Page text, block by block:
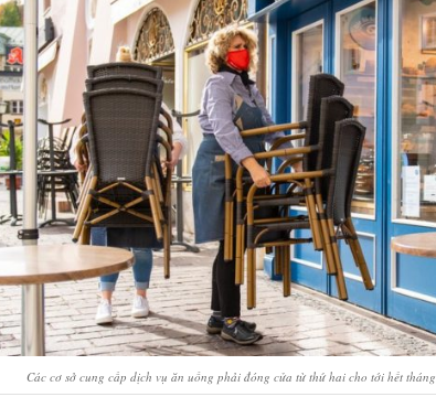
Các cơ sở cung cấp dịch vụ ăn uống phải đóng cửa từ thứ hai cho tới hết tháng